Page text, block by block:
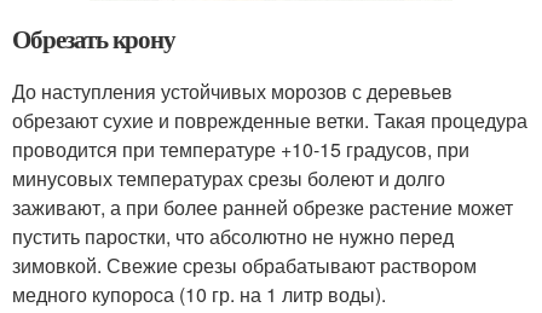
Обрезать крону
До наступления устойчивых морозов с деревьев
обрезают сухие и поврежденные ветки. Такая процедура
проводится при температуре +10-15 градусов, при
минусовых температурах срезы болеют и долго
заживают, а при более ранней обрезке растение может
пустить паростки, что абсолютно не нужно перед
зимовкой. Свежие срезы обрабатывают раствором
медного купороса (10 гр. на 1 литр воды).